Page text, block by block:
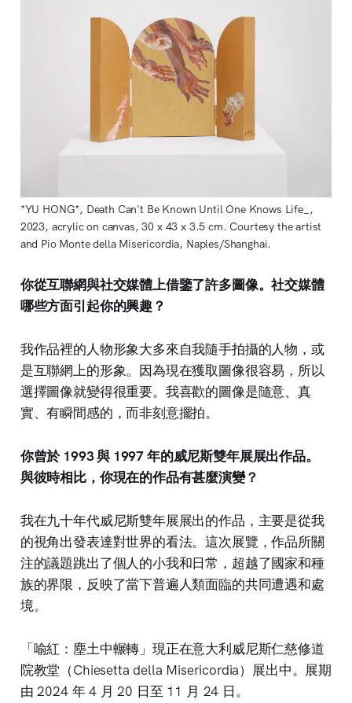
*YU HONG*, Death Can't Be Known Until One Knows Life_,
2023, acrylic on canvas, 30 x 43 x 3.5 cm. Courtesy the artist
and Pio Monte della Misericordia, Naples/Shanghai.
你從互聯網與社交媒體上借鑒了許多圖像。社交媒體
哪些方面引起你的興趣？
我作品裡的人物形象大多來自我隨手拍攝的人物，或
是互聯網上的形象。因為現在獲取圖像很容易，所以
選擇圖像就變得很重要。我喜歡的圖像是隨意、真
實、有瞬間感的，而非刻意擺拍。
你曾於 1993 與 1997 年的威尼斯雙年展展出作品。
與彼時相比，你現在的作品有甚麼演變？
我在九十年代威尼斯雙年展展出的作品，主要是從我
的視角出發表達對世界的看法。這次展覽，作品所關
注的議題跳出了個人的小我和日常，超越了國家和種
族的界限，反映了當下普遍人類面臨的共同遭遇和處
境。
「喻紅：塵土中輾轉」現正在意大利威尼斯仁慈修道
院教堂（Chiesetta della Misericordia）展出中。展期
由 2024 年 4 月 20 日至 11 月 24 日。